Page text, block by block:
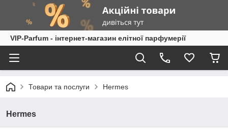
VIP-Parfum - інтернет-магазин елітної парфумерії
Товари та послуги Hermes
Hermes